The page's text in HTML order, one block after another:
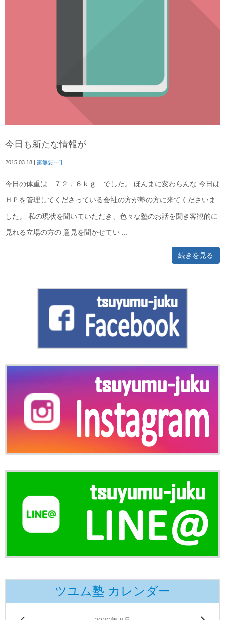
今日も新たな情報が
2015.03.18 | 露無要一千
今日の体重は ７２．６ｋｇ でした。 ほんまに変わらんな 今日は
ＨＰを管理してくださっている会社の方が塾の方に来てくださいま
した。 私の現状を聞いていただき、色々な塾のお話を聞き客観的に
見れる立場の方の 意見を聞かせてい ...
続きを見る
ツユム塾 カレンダー